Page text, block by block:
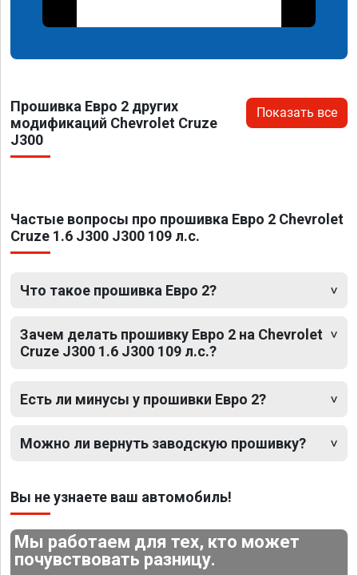
Прошивка Евро 2 других
модификаций Chevrolet Cruze
J300
Показать все
Частые вопросы про прошивка Евро 2 Chevrolet
Cruze 1.6 J300 J300 109 л.с.
Что такое прошивка Евро 2?
Зачем делать прошивку Евро 2 на Chevrolet
Cruze J300 1.6 J300 109 л.с.?
Есть ли минусы у прошивки Евро 2?
Можно ли вернуть заводскую прошивку?
Вы не узнаете ваш автомобиль!
Мы работаем для тех, кто может
почувствовать разницу.